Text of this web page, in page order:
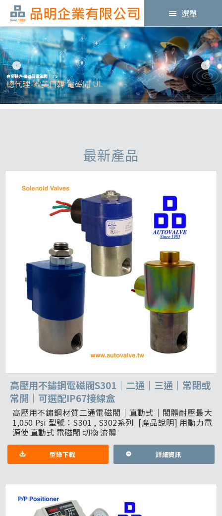
選單
專業製造-高品質電磁閥｜TS
總代理-歐美日韓 電磁閥 UL
最新產品
高壓用不鏽鋼電磁閥S301｜二通｜三通｜常閉或
常開｜可選配IP67接線盒
高壓用不鏽鋼材質二通電磁閥｜直動式｜閥體耐壓最大
1,050 Psi 型號：S301 , S302系列 [產品說明] 用動力電
源使 直動式 電磁閥 切換 流體
型錄下載 詳細資訊